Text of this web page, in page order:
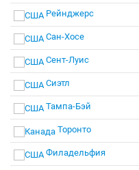
Рейнджерс
Сан-Хосе
Сент-Луис
Сиэтл
Тампа-Бэй
Торонто
Филадельфия